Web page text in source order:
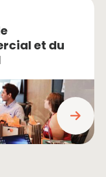
et du